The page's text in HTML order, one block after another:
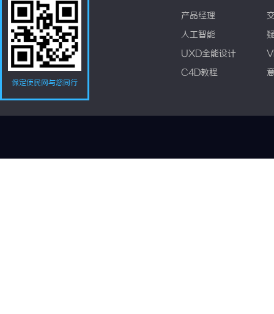
保定便民网与您同行
产品经理
人工智能
UXD全能设计
C4D教程